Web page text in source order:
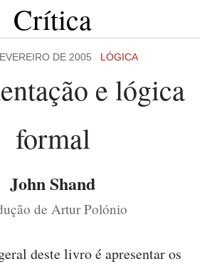
Crítica
DE 2005 LÓGICA
e lógica
formal
John Shand
de Artur Polónio
deste livro é apresentar os